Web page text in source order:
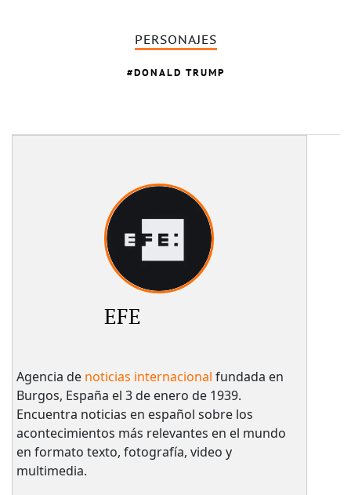
PERSONAJES
DONALD TRUMP
EFE
Agencia de noticias internacional fundada en
Burgos, España el 3 de enero de 1939.
Encuentra noticias en español sobre los
acontecimientos más relevantes en el mundo
en formato texto, fotografía, video y
multimedia.